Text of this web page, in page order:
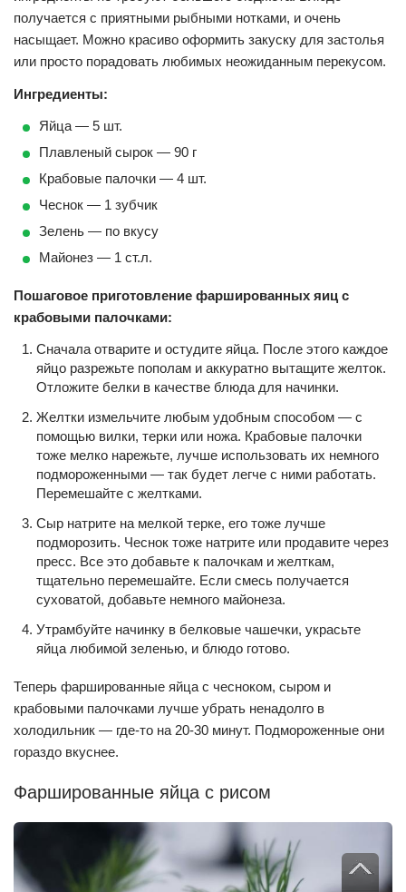
получается с приятными рыбными нотками, и очень
насыщает. Можно красиво оформить закуску для застолья
или просто порадовать любимых неожиданным перекусом.
Ингредиенты:
Яйца — 5 шт.
Плавленый сырок — 90 г
Крабовые палочки — 4 шт.
Чеснок — 1 зубчик
Зелень — по вкусу
Майонез — 1 ст.л.
Пошаговое приготовление фаршированных яиц с
крабовыми палочками:
Сначала отварите и остудите яйца. После этого каждое
яйцо разрежьте пополам и аккуратно вытащите желток.
Отложите белки в качестве блюда для начинки.
Желтки измельчите любым удобным способом — с
помощью вилки, терки или ножа. Крабовые палочки
тоже мелко нарежьте, лучше использовать их немного
подмороженными — так будет легче с ними работать.
Перемешайте с желтками.
Сыр натрите на мелкой терке, его тоже лучше
подморозить. Чеснок тоже натрите или продавите через
пресс. Все это добавьте к палочкам и желткам,
тщательно перемешайте. Если смесь получается
суховатой, добавьте немного майонеза.
Утрамбуйте начинку в белковые чашечки, украсьте
яйца любимой зеленью, и блюдо готово.
Теперь фаршированные яйца с чесноком, сыром и
крабовыми палочками лучше убрать ненадолго в
холодильник — где-то на 20-30 минут. Подмороженные они
гораздо вкуснее.
Фаршированные яйца с рисом